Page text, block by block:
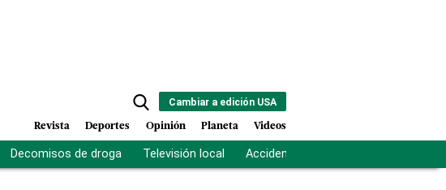
Cambiar a edición USA
Revista Deportes Opinión Planeta Videos
Decomisos de droga Televisión local Accidente Los Ríos